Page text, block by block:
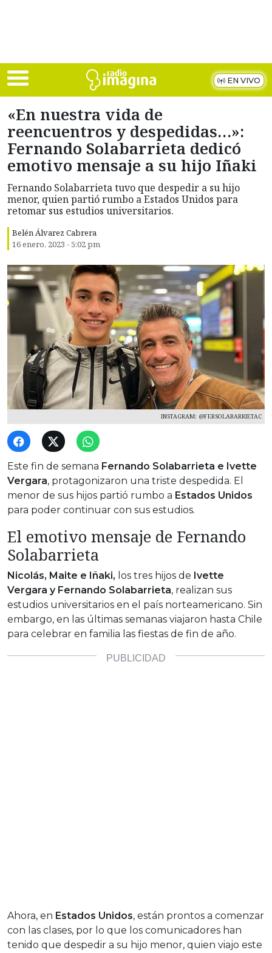
EN VIVO
«En nuestra vida de
reencuentros y despedidas…»:
Fernando Solabarrieta dedicó
emotivo mensaje a su hijo Iñaki
Fernando Solabarrieta tuvo que despedir a su hijo
menor, quien partió rumbo a Estados Unidos para
retomar sus estudios universitarios.
Belén Álvarez Cabrera
16 enero, 2023 - 5:02 pm
INSTAGRAM: @FERSOLABARRIETAC
Este fin de semana Fernando Solabarrieta e Ivette
Vergara, protagonizaron una triste despedida. El
menor de sus hijos partió rumbo a Estados Unidos
para poder continuar con sus estudios.
El emotivo mensaje de Fernando
Solabarrieta
Nicolás, Maite e Iñaki, los tres hijos de Ivette
Vergara y Fernando Solabarrieta, realizan sus
estudios universitarios en el país norteamericano. Sin
embargo, en las últimas semanas viajaron hasta Chile
para celebrar en familia las fiestas de fin de año.
Ahora, en Estados Unidos, están prontos a comenzar
con las clases, por lo que los comunicadores han
tenido que despedir a su hijo menor, quien viajo este